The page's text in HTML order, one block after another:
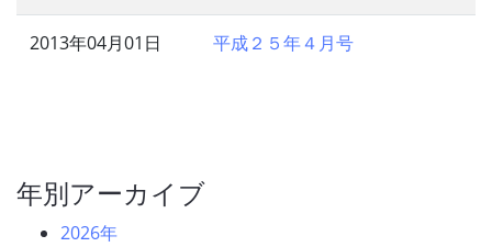
2013年04月01日 平成２５年４月号
年別アーカイブ
2026年